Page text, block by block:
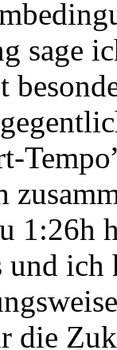
sage
1:26h
ich
die